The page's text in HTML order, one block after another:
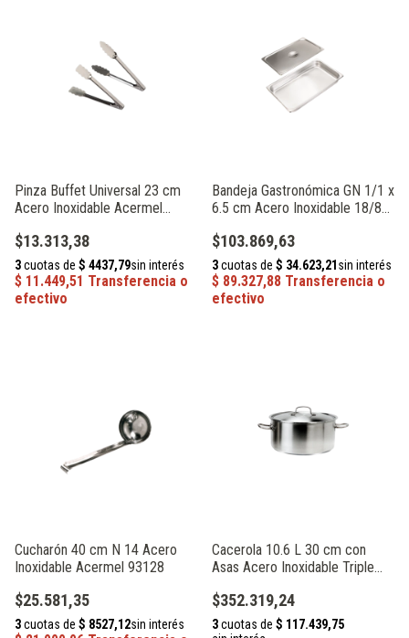
Pinza Buffet Universal 23 cm
Acero Inoxidable Acermel
$13.313,38
Bandeja Gastronómica GN 1/1 x
6.5 cm Acero Inoxidable 18/8
$103.869,63
Cucharón 40 cm N 14 Acero
Inoxidable Acermel 93128
$25.581,35
Cacerola 10.6 L 30 cm con
Asas Acero Inoxidable Triple
$352.319,24